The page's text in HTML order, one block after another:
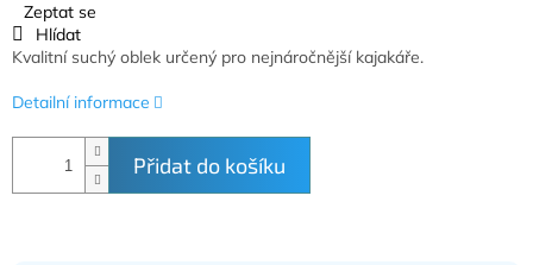
Přidat do košíku
Kvalitní suchý oblek určený pro nejnáročnější kajakáře.
Detailní informace
Zeptat se
Hlídat